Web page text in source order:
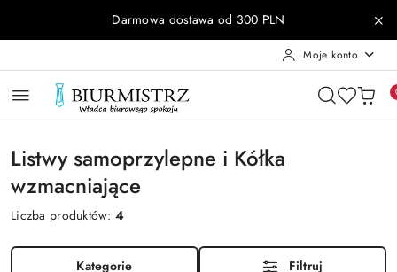
Przejdź do treści głównej
Przejdź do wyszukiwarki
Przejdź do moje konto
Przejdź do menu głównego
Przejdź do stopkiDarmowa dostawa od 300 PLN
Moje konto
Listwy samoprzylepne i Kółka
wzmacniające
Liczba produktów:4
Kategorie Filtruj